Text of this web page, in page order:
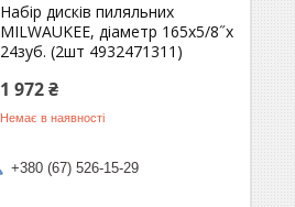
Набір дисків пиляльних
MILWAUKEE, діаметр 165х5/8˝х
24зуб. (2шт 4932471311)
1 972 ₴
Немає в наявності
+380 (67) 526-15-29